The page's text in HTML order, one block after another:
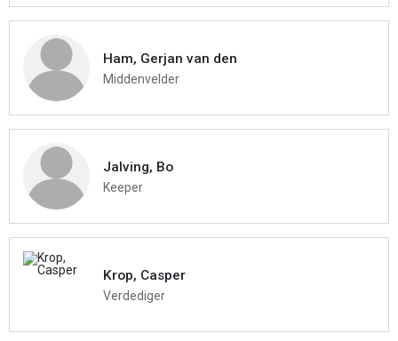
Ham, Gerjan van den
Middenvelder
Jalving, Bo
Keeper
Krop, Casper
Verdediger